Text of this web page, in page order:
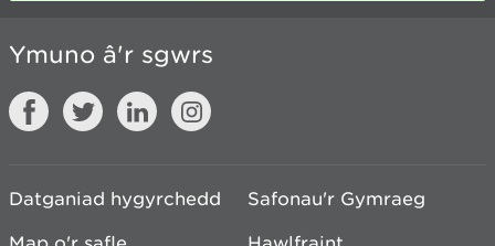
Ymuno â'r sgwrs
Datganiad hygyrchedd
Safonau'r Gymraeg